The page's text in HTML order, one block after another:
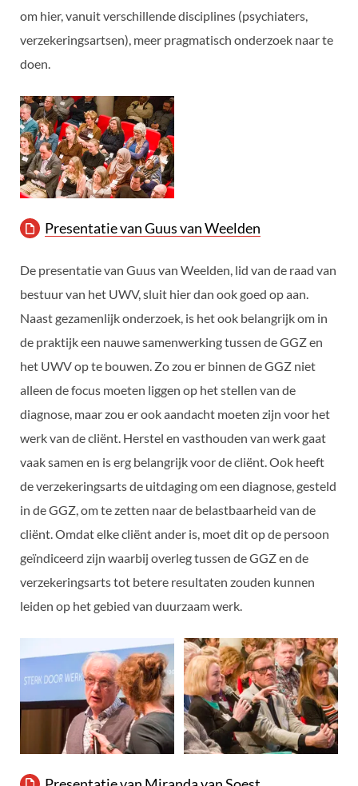
om hier, vanuit verschillende disciplines (psychiaters,
verzekeringsartsen), meer pragmatisch onderzoek naar te
doen.
Presentatie van Guus van Weelden
De presentatie van Guus van Weelden, lid van de raad van
bestuur van het UWV, sluit hier dan ook goed op aan.
Naast gezamenlijk onderzoek, is het ook belangrijk om in
de praktijk een nauwe samenwerking tussen de GGZ en
het UWV op te bouwen. Zo zou er binnen de GGZ niet
alleen de focus moeten liggen op het stellen van de
diagnose, maar zou er ook aandacht moeten zijn voor het
werk van de cliënt. Herstel en vasthouden van werk gaat
vaak samen en is erg belangrijk voor de cliënt. Ook heeft
de verzekeringsarts de uitdaging om een diagnose, gesteld
in de GGZ, om te zetten naar de belastbaarheid van de
cliënt. Omdat elke cliënt ander is, moet dit op de persoon
geïndiceerd zijn waarbij overleg tussen de GGZ en de
verzekeringsarts tot betere resultaten zouden kunnen
leiden op het gebied van duurzaam werk.